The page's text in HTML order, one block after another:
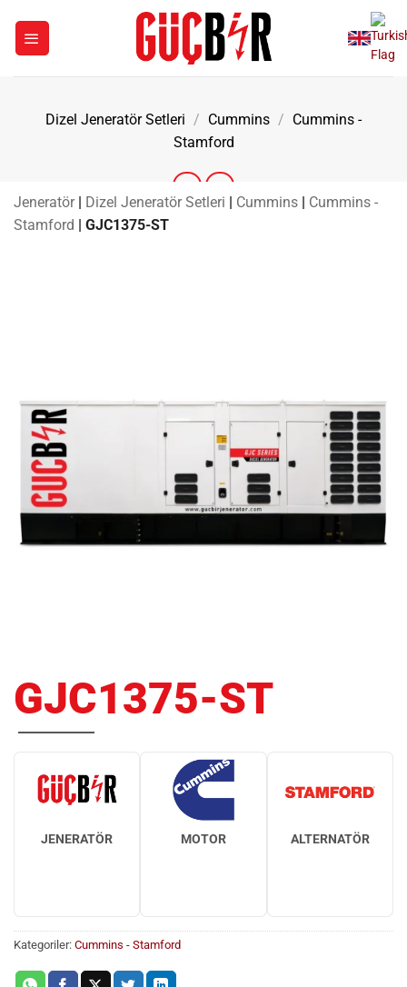
Dizel Jeneratör Setleri / Cummins / Cummins -
Stamford
Jeneratör | Dizel Jeneratör Setleri | Cummins | Cummins -
Stamford | GJC1375-ST
GJC1375-ST
JENERATÖR MOTOR ALTERNATÖR
Kategoriler: Cummins - Stamford